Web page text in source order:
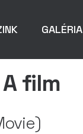
GALÉRIA
film